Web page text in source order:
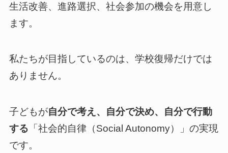
生活改善、進路選択、社会参加の機会を用意し
ます。
私たちが目指しているのは、学校復帰だけでは
ありません。
子どもが自分で考え、自分で決め、自分で行動
する 「社会的自律（Social Autonomy）」の実現
です。